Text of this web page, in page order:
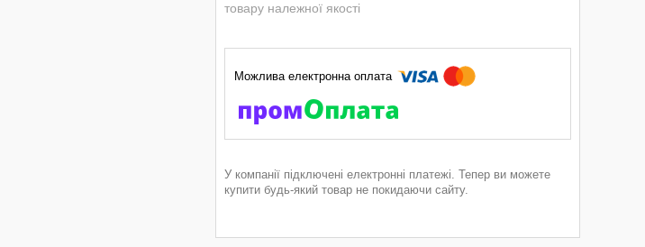
товару належної якості
У компанії підключені електронні платежі. Тепер ви можете
купити будь-який товар не покидаючи сайту.